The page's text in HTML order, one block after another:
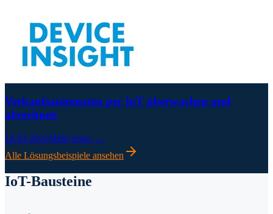
Verkaufsautomaten per IoT überwachen und
abrechnen
18.03.2021Mehr lesen →
Alle Lösungsbeispiele ansehen
IoT-Bausteine